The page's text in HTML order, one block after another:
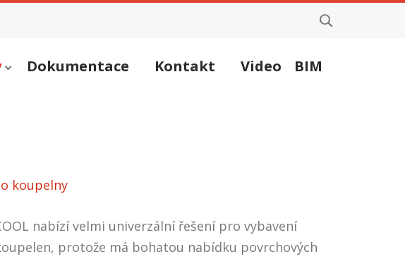
Dokumentace Kontakt Video BIM
koupelny
nabízí velmi univerzální řešení pro vybavení
protože má bohatou nabídku povrchových